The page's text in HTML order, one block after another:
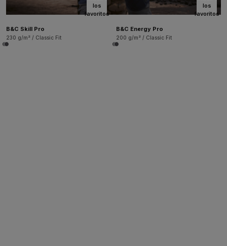
los
favoritos
B&C Skill Pro
230 g/m² / Classic Fit
los
favoritos
B&C Energy Pro
200 g/m² / Classic Fit